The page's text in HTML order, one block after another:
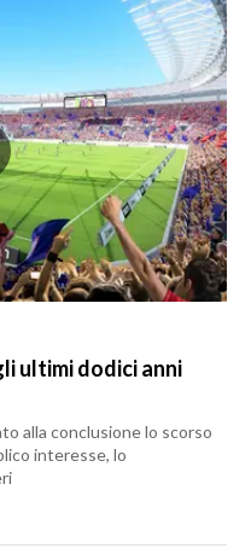
ultimi dodici anni
alla conclusione lo scorso
interesse, lo